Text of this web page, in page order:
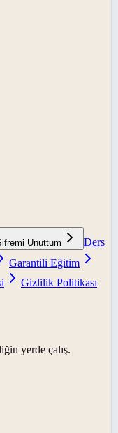
Unuttum
Ders
Garantili Eğitim
Gizlilik Politikası
yerde çalış.